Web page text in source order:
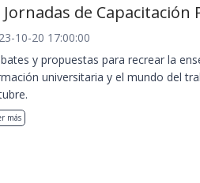
Jornadas de Capacitación
10-20 17:00:00
y propuestas para recrear la
universitaria y el mundo del
más